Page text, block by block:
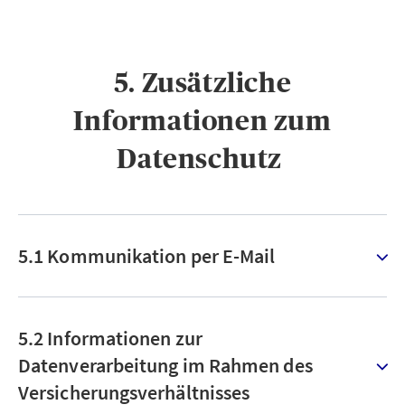
5. Zusätzliche
Informationen zum
Datenschutz ​
5.1 Kommunikation per E-Mail
5.2 Informationen zur
Datenverarbeitung im Rahmen des
Versicherungsverhältnisses